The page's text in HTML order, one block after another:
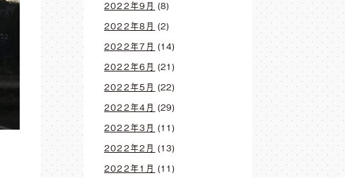
2022年9月 (8)
2022年8月 (2)
2022年7月 (14)
2022年6月 (21)
2022年5月 (22)
2022年4月 (29)
2022年3月 (11)
2022年2月 (13)
2022年1月 (11)